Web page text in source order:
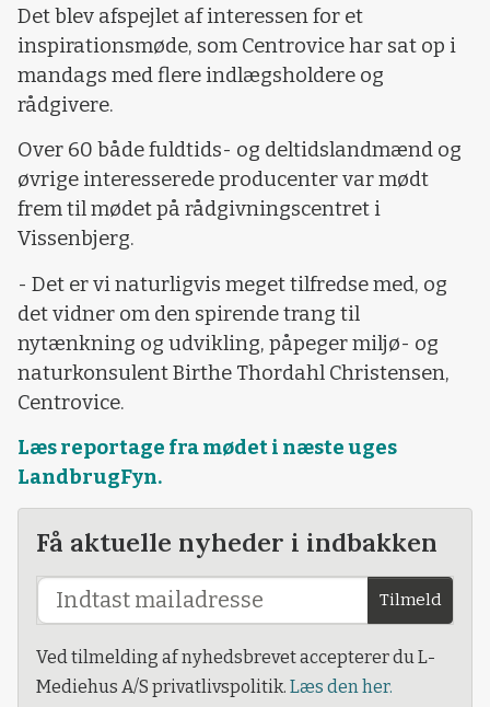
Det blev afspejlet af interessen for et
inspirationsmøde, som Centrovice har sat op i
mandags med flere indlægsholdere og
rådgivere.
Over 60 både fuldtids- og deltidslandmænd og
øvrige interesserede producenter var mødt
frem til mødet på rådgivningscentret i
Vissenbjerg.
- Det er vi naturligvis meget tilfredse med, og
det vidner om den spirende trang til
nytænkning og udvikling, påpeger miljø- og
naturkonsulent Birthe Thordahl Christensen,
Centrovice.
Læs reportage fra mødet i næste uges
LandbrugFyn.
Få aktuelle nyheder i indbakken
Tilmeld
Ved tilmelding af nyhedsbrevet accepterer du L-
Mediehus A/S privatlivspolitik. Læs den her.